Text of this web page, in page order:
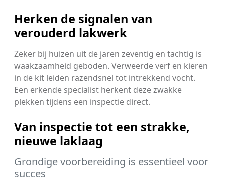
Herken de signalen van
verouderd lakwerk
Zeker bij huizen uit de jaren zeventig en tachtig is
waakzaamheid geboden. Verweerde verf en kieren
in de kit leiden razendsnel tot intrekkend vocht.
Een erkende specialist herkent deze zwakke
plekken tijdens een inspectie direct.
Van inspectie tot een strakke,
nieuwe laklaag
Grondige voorbereiding is essentieel voor
succes